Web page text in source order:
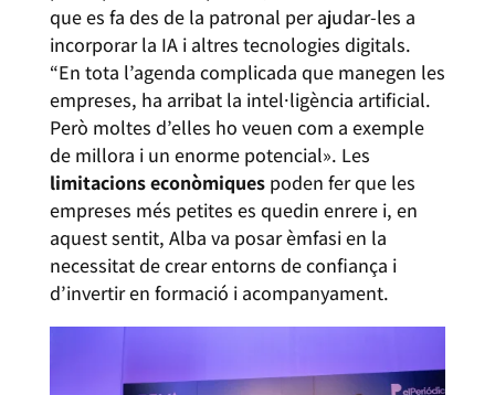
que es fa des de la patronal per ajudar-les a
incorporar la IA i altres tecnologies digitals.
“En tota l’agenda complicada que manegen les
empreses, ha arribat la intel·ligència artificial.
Però moltes d’elles ho veuen com a exemple
de millora i un enorme potencial». Les
limitacions econòmiquespoden fer que les
empreses més petites es quedin enrere i, en
aquest sentit, Alba va posar èmfasi en la
necessitat de crear entorns de confiança i
d’invertir en formació i acompanyament.